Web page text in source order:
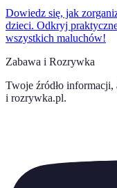
Dowiedz się, jak
dzieci. Odkryj
wszystkich maluchów!
Zabawa i Rozrywka
Twoje źródło
i rozrywka.pl.